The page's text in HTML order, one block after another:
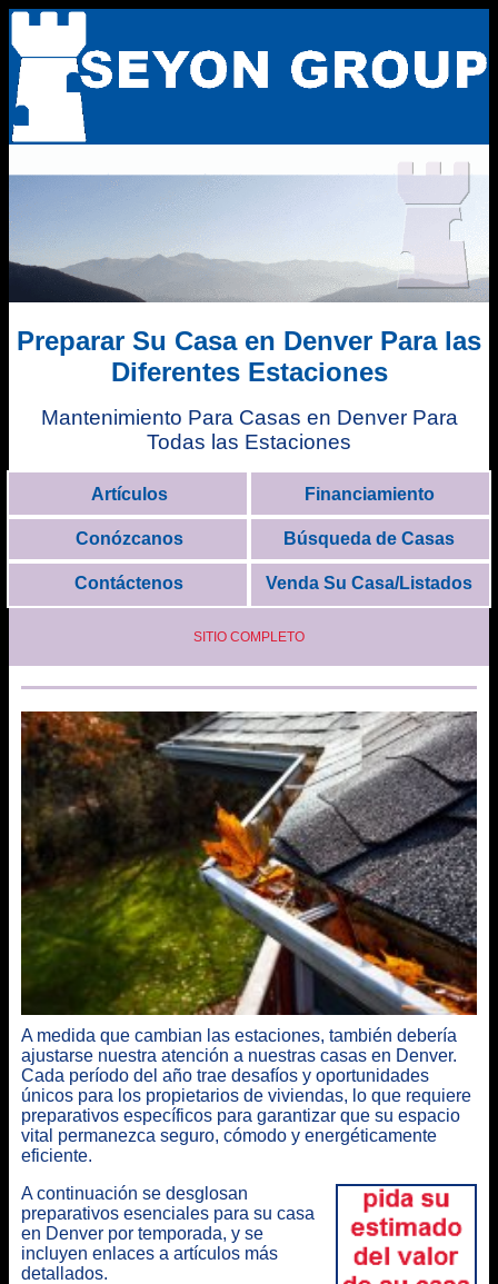
Preparar Su Casa en Denver Para las
Diferentes Estaciones
Mantenimiento Para Casas en Denver Para
Todas las Estaciones
Artículos Financiamiento
Conózcanos Búsqueda de Casas
Contáctenos Venda Su Casa/Listados
SITIO COMPLETO
A medida que cambian las estaciones, también debería
ajustarse nuestra atención a nuestras casas en Denver.
Cada período del año trae desafíos y oportunidades
únicos para los propietarios de viviendas, lo que requiere
preparativos específicos para garantizar que su espacio
vital permanezca seguro, cómodo y energéticamente
eficiente.
A continuación se desglosan
preparativos esenciales para su casa
en Denver por temporada, y se
incluyen enlaces a artículos más
detallados.